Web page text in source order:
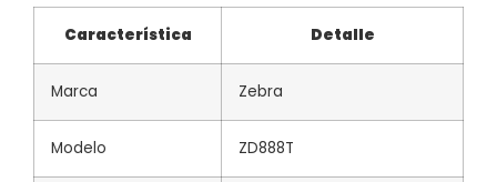
Característica Detalle
Marca Zebra
Modelo ZD888T